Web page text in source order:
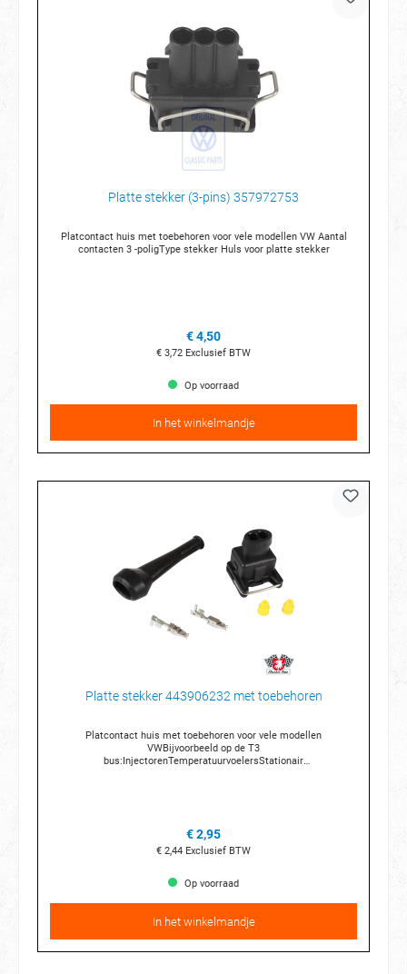
Platte stekker (3-pins) 357972753
Platcontact huis met toebehoren voor vele modellen VW Aantal
contacten 3 -poligType stekker Huls voor platte stekker
€ 4,50
€ 3,72 Exclusief BTW
Op voorraad
In het winkelmandje
Platte stekker 443906232 met toebehoren
Platcontact huis met toebehoren voor vele modellen
VWBijvoorbeeld op de T3
bus:InjectorenTemperatuurvoelersStationair
€ 2,95
€ 2,44 Exclusief BTW
Op voorraad
In het winkelmandje